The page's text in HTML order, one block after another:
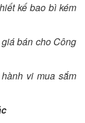
kế bao bì kém
bán cho Công
vi mua sắm